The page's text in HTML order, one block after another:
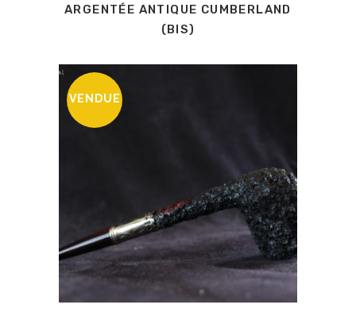
ARGENTÉE ANTIQUE CUMBERLAND
(BIS)
VENDUE